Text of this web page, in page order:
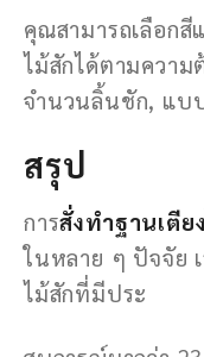
คุณสามารถเลือก
ไม้สักได้ตามความ
จำนวนลิ้นชัก, แ
สรุป
การสั่งทำฐานเตีย
ในหลาย ๆ ปัจจัย
ไม้สักที่มีประ